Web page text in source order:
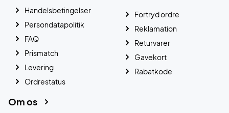
Handelsbetingelser
Persondatapolitik
FAQ
Prismatch
Levering
Ordrestatus
Fortryd ordre
Reklamation
Returvarer
Gavekort
Rabatkode
Om os